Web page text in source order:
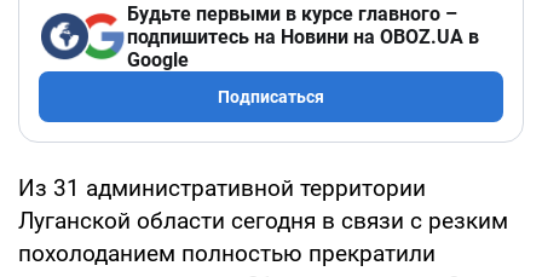
Будьте первыми в курсе главного –
подпишитесь на Новини на OBOZ.UA в
Google
Подписаться
Из 31 административной территории
Луганской области сегодня в связи с резким
похолоданием полностью прекратили